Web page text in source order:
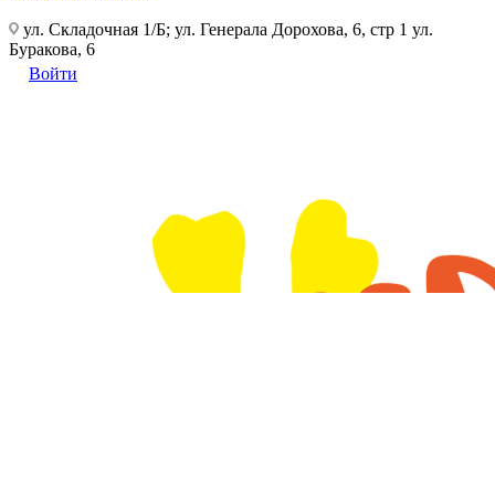
ул. Складочная 1/Б; ул. Генерала Дорохова, 6, стр 1 ул.
Буракова, 6
Войти